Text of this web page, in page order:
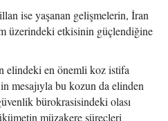
ise yaşanan gelişmelerin, İran
üzerindeki etkisinin güçlendiğine
elindeki en önemli koz istifa
mesajıyla bu kozun da elinden
bürokrasisindeki olası
müzakere süreçleri